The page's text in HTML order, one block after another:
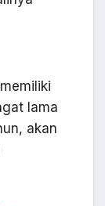
lama
akan